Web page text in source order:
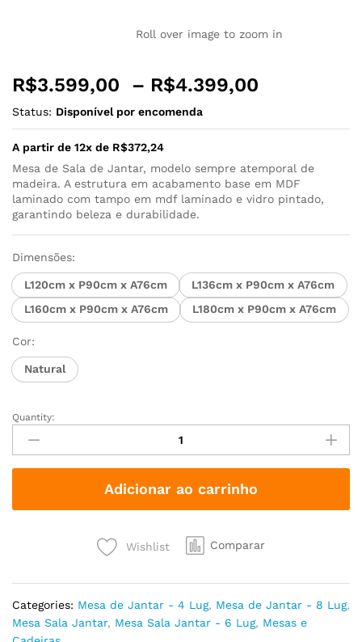
Roll over image to zoom in
R$3.599,00 – R$4.399,00
Status: Disponível por encomenda
A partir de 12x de R$372,24
Mesa de Sala de Jantar, modelo sempre atemporal de
madeira. A estrutura em acabamento base em MDF
laminado com tampo em mdf laminado e vidro pintado,
garantindo beleza e durabilidade.
Dimensões:
L120cm x P90cm x A76cm
L136cm x P90cm x A76cm
L160cm x P90cm x A76cm
L180cm x P90cm x A76cm
Cor:
Natural
Quantity:
Adicionar ao carrinho
Wishlist Comparar
Categories: Mesa de Jantar - 4 Lug, Mesa de Jantar - 8 Lug,
Mesa Sala Jantar, Mesa Sala Jantar - 6 Lug, Mesas e